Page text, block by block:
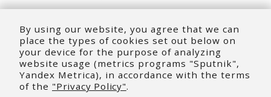
Вебинар «Испанский в мире языковых
профессий: фламенко, тако и магия
ИИ» →
By using our website, you agree that we can
place the types of cookies set out below on
your device for the purpose of analyzing
website usage (metrics programs "Sputnik",
Yandex Metrica), in accordance with the terms
of the "Privacy Policy".